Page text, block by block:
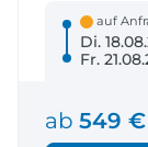
auf
Di.
Fr.
ab 549 €